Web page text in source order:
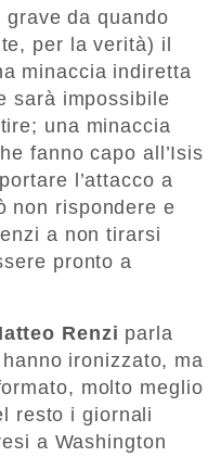
grave da quando
per la verità) il
minaccia indiretta
sarà impossibile
una minaccia
fanno capo all’Isis
l’attacco a
non rispondere e
a non tirarsi
pronto a
Renzi parla
ironizzato, ma
molto meglio
resto i giornali
a Washington